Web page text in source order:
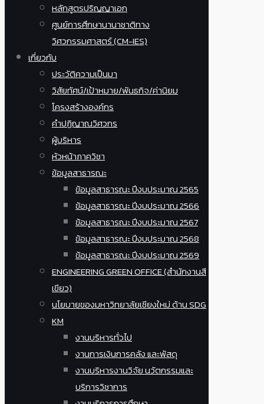
หลักสูตรปริญญาเอก
ศูนย์การศึกษานานาชาติทาง
วิศวกรรมศาสตร์ (CM-IES)
เกี่ยวกับ
ประวัติความเป็นมา
วิสัยทัศน์/เป้าหมาย/พันธกิจ/ค่านิยม
โครงสร้างองค์กร
คำปฏิญาณวิศวกร
ผู้บริหาร
หัวหน้าภาควิชา
ข้อมูลสาธารณะ
ข้อมูลสาธารณะ ปีงบประมาณ 2565
ข้อมูลสาธารณะ ปีงบประมาณ 2566
ข้อมูลสาธารณะ ปีงบประมาณ 2567
ข้อมูลสาธารณะ ปีงบประมาณ 2568
ข้อมูลสาธารณะ ปีงบประมาณ 2569
ENGINEERING GREEN OFFICE (สำนักงานสี
เขียว)
นโยบายของมหาวิทยาลัยเชียงใหม่ ด้าน SDG
KM
งานบริหารทั่วไป
งานการเงินการคลัง และพัสดุ
งานบริหารงานวิจัย นวัตกรรมและ
บริการวิชาการ